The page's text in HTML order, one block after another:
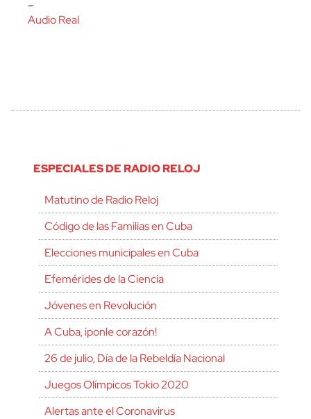
–
Audio Real
ESPECIALES DE RADIO RELOJ
Matutino de Radio Reloj
Código de las Familias en Cuba
Elecciones municipales en Cuba
Efemérides de la Ciencia
Jóvenes en Revolución
A Cuba, ¡ponle corazón!
26 de julio, Día de la Rebeldía Nacional
Juegos Olímpicos Tokio 2020
Alertas ante el Coronavirus